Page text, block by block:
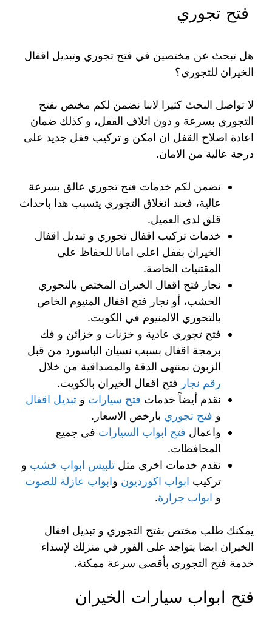
فتح تجوري
هل تبحث عن مختصين في فتح تجوري وتبديل اقفال
الخيران للتجوري؟
لا تواصل البحث كثيرا لاننا نضمن لكم مختص بفتح
التجوري بسرعة و دون اتلاف القفل، و كذلك ضمان
اعادة اصلاح القفل ان امكن و تركيب قفل جديد على
درجة عالية من الامان.
نضمن لكم خدمات فتح تجوري عالق بسرعة
عالية، فعند انغلاق التجوري يتسبب هذا باحداث
قلق لدى العميل.
خدمات تركيب اقفال تجوري و تبديل اقفال
الخيران بقفل اعلى امانا للحفاظ على
المقتنيات الخاصة.
نجار فتح اقفال الخيران المختص بالتجوري
الخشب، أو نجار فتح اقفال المنيوم الخاص
بالتجوري الالمنيوم في الكويت.
فتح تجوري عادية و خزنات و خزائن و فك
برمجة اقفال بسبب نسيان الباسورد من قبل
الزبون بمنتهى الدقة والمصداقية من خلال
رقم نجار فتح اقفال الخيران بالكويت.
نقدم أيضاً خدمات فتح سيارات و تبديل اقفال
و فتح تجوري بارخص الاسعار.
واعمال فتح ابواب السيارات في جميع
المحافظات.
نقدم خدمات اخرى مثل تلبيس ابواب خشب و
تركيب ابواب اكورديون وابواب عازلة للصوت
و ابواب جرارة.
يمكنك طلب مختص بفتح التجوري و تبديل اقفال
الخيران ايضا يتواجد على الفور في منزلك لإسداء
خدمة فتح التجوري بأقصى سرعة ممكنة.
فتح ابواب سيارات الخيران